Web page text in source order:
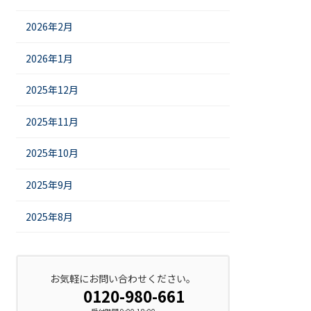
2026年2月
2026年1月
2025年12月
2025年11月
2025年10月
2025年9月
2025年8月
お気軽にお問い合わせください。
0120-980-661